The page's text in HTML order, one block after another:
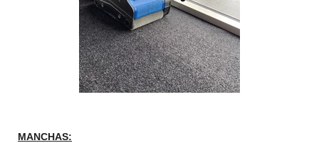
MANCHAS: